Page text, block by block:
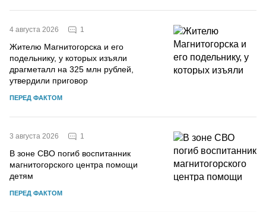
4 августа 2026 1
Жителю Магнитогорска и его
подельнику, у которых изъяли
драгметалл на 325 млн рублей,
утвердили приговор
ПЕРЕД ФАКТОМ
3 августа 2026 1
В зоне СВО погиб воспитанник
магнитогорского центра помощи
детям
ПЕРЕД ФАКТОМ